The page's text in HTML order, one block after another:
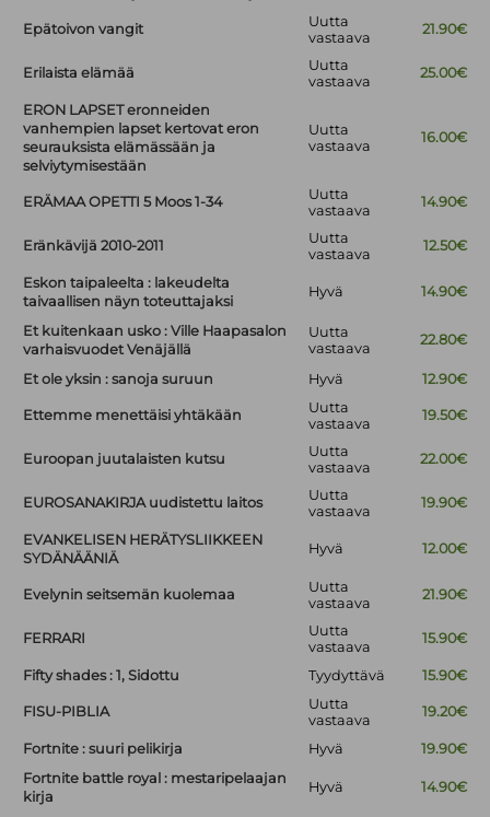
Epätoivon vangit
Uutta
vastaava
21.90€
Erilaista elämää
Uutta
vastaava
25.00€
ERON LAPSET eronneiden
vanhempien lapset kertovat eron
seurauksista elämässään ja
selviytymisestään
Uutta
vastaava
16.00€
ERÄMAA OPETTI 5 Moos 1-34
Uutta
vastaava
14.90€
Eränkävijä 2010-2011
Uutta
vastaava
12.50€
Eskon taipaleelta : lakeudelta
taivaallisen näyn toteuttajaksi
Hyvä 14.90€
Et kuitenkaan usko : Ville Haapasalon
varhaisvuodet Venäjällä
Uutta
vastaava
22.80€
Et ole yksin : sanoja suruun Hyvä 12.90€
Ettemme menettäisi yhtäkään
Uutta
vastaava
19.50€
Euroopan juutalaisten kutsu
Uutta
vastaava
22.00€
EUROSANAKIRJA uudistettu laitos
Uutta
vastaava
19.90€
EVANKELISEN HERÄTYSLIIKKEEN
SYDÄNÄÄNIÄ
Hyvä 12.00€
Evelynin seitsemän kuolemaa
Uutta
vastaava
21.90€
FERRARI
Uutta
vastaava
15.90€
Fifty shades : 1, Sidottu Tyydyttävä 15.90€
FISU-PIBLIA
Uutta
vastaava
19.20€
Fortnite : suuri pelikirja Hyvä
19.90€
Fortnite battle royal : mestaripelaajan
kirja
Hyvä 14.90€